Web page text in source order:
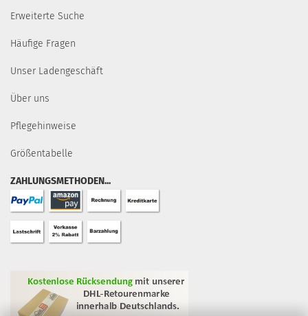
Erweiterte Suche
Häufige Fragen
Unser Ladengeschäft
Über uns
Pflegehinweise
Größentabelle
ZAHLUNGSMETHODEN...